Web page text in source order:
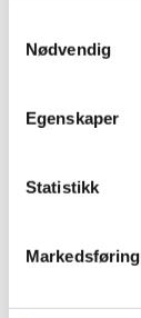
Nødvendig
Egenskaper
Statistikk
Markedsføring
SABELTANN